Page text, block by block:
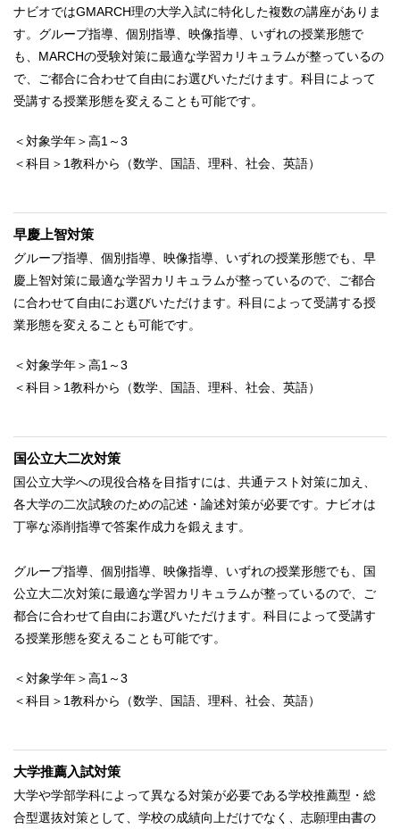
ナビオではGMARCH理の大学入試に特化した複数の講座がありま
す。グループ指導、個別指導、映像指導、いずれの授業形態で
も、MARCHの受験対策に最適な学習カリキュラムが整っているの
で、ご都合に合わせて自由にお選びいただけます。科目によって
受講する授業形態を変えることも可能です。
＜対象学年＞高1～3
＜科目＞1教科から（数学、国語、理科、社会、英語）
早慶上智対策
グループ指導、個別指導、映像指導、いずれの授業形態でも、早
慶上智対策に最適な学習カリキュラムが整っているので、ご都合
に合わせて自由にお選びいただけます。科目によって受講する授
業形態を変えることも可能です。
＜対象学年＞高1～3
＜科目＞1教科から（数学、国語、理科、社会、英語）
国公立大二次対策
国公立大学への現役合格を目指すには、共通テスト対策に加え、
各大学の二次試験のための記述・論述対策が必要です。ナビオは
丁寧な添削指導で答案作成力を鍛えます。
グループ指導、個別指導、映像指導、いずれの授業形態でも、国
公立大二次対策に最適な学習カリキュラムが整っているので、ご
都合に合わせて自由にお選びいただけます。科目によって受講す
る授業形態を変えることも可能です。
＜対象学年＞高1～3
＜科目＞1教科から（数学、国語、理科、社会、英語）
大学推薦入試対策
大学や学部学科によって異なる対策が必要である学校推薦型・総
合型選抜対策として、学校の成績向上だけでなく、志願理由書の